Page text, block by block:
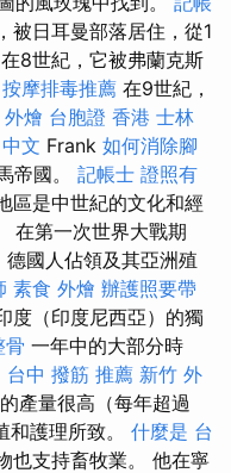
被日耳曼部落居住，從1
8世紀，它被弗蘭克斯
摩排毒推薦 在9世紀，
燴 台胞證 香港 士林
文 Frank 如何消除腳
帝國。 記帳士 證照有
區是中世紀的文化和經
在第一次世界大戰期
國人佔領及其亞洲殖
素食 外燴 辦護照要帶
度（印度尼西亞）的獨
骨 一年中的大部分時
台中 撥筋 推薦 新竹 外
產量很高（每年超過
護理所致。 什麼是 台
也支持畜牧業。 他在寧